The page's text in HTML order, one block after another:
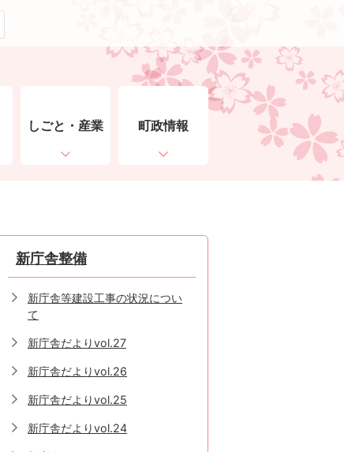
しごと・産業 町政情報
新庁舎整備
新庁舎等建設工事の状況につい
て
新庁舎だよりvol.27
新庁舎だよりvol.26
新庁舎だよりvol.25
新庁舎だよりvol.24